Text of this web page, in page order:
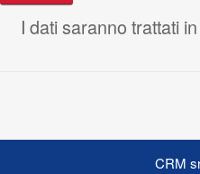
I dati saranno trattati
CRM